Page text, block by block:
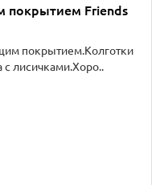
покрытием Friends
покрытием.Колготки
с лисичками.Хоро..